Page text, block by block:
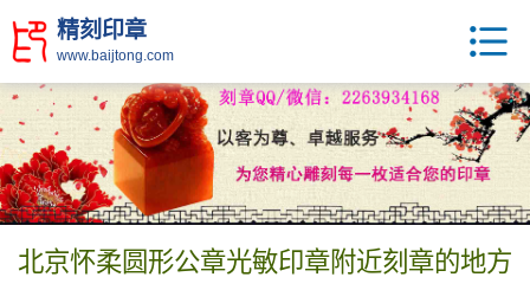
精刻印章
www.baijtong.com
北京怀柔圆形公章光敏印章附近刻章的地方